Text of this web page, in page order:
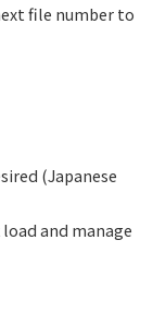
file number to
(Japanese
and manage